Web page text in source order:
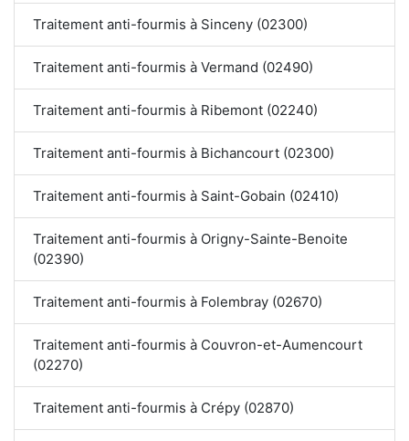
Traitement anti-fourmis à Sinceny (02300)
Traitement anti-fourmis à Vermand (02490)
Traitement anti-fourmis à Ribemont (02240)
Traitement anti-fourmis à Bichancourt (02300)
Traitement anti-fourmis à Saint-Gobain (02410)
Traitement anti-fourmis à Origny-Sainte-Benoite
(02390)
Traitement anti-fourmis à Folembray (02670)
Traitement anti-fourmis à Couvron-et-Aumencourt
(02270)
Traitement anti-fourmis à Crépy (02870)